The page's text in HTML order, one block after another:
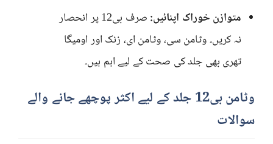
متوازن خوراک اپنائیں:
صرف بی12 پر انحصار
نہ کریں۔ وٹامن سی، وٹامن ای، زنک اور اومیگا
تھری بھی جلد کی صحت کے لیے اہم ہیں۔
وٹامن بی12 جلد کے لیے اکثر پوچھے جانے والے
سوالات